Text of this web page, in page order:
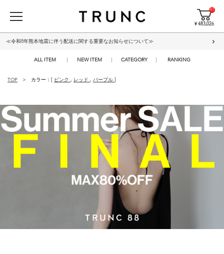
41
¥ 483,026
≪令和8年熊本地震に伴う配送に関する重要なお知らせについて≫
ALL ITEM NEW ITEM CATEGORY RANKING
TOP カラー：[ ピンク , レッド , パープル